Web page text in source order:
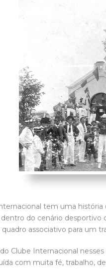
tem uma
do cenário desportivo
associativo para um
Clube Internacional
com muita fé, trabalho,